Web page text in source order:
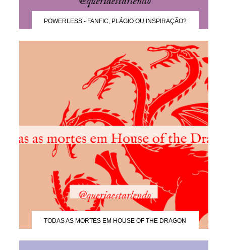
POWERLESS - FANFIC, PLÁGIO OU INSPIRAÇÃO?
TODAS AS MORTES EM HOUSE OF THE DRAGON